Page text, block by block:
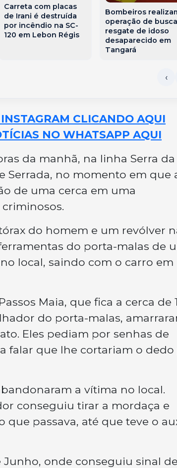
Carreta com placas
de Irani é destruída
por incêndio na SC-
120 em Lebon Régis
Bombeiros
operação de
resgate de idoso
desaparecido em
Tangará
CLICANDO AQUI
NO WHATSAPP AQUI
da manhã, na linha Serra da
Serrada, no momento em que
de uma cerca em uma
do homem e um revólver
do porta-malas de
local, saindo com o carro em
Maia, que fica a cerca de
do porta-malas,
Eles pediam por senhas de
falar que lhe cortariam o dedo
a vítima no local.
conseguiu tirar a mordaça e
passava, até que teve o
Junho, onde conseguiu sinal de